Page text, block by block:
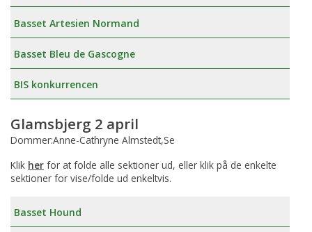
Basset Artesien Normand
Basset Bleu de Gascogne
BIS konkurrencen
Glamsbjerg 2 april
Dommer:Anne-Cathryne Almstedt,Se
Klik her for at folde alle sektioner ud, eller klik på de enkelte
sektioner for vise/folde ud enkeltvis.
Basset Hound